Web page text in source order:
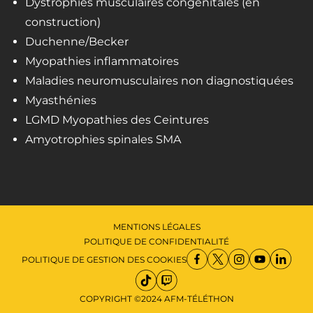
construction)
Duchenne/Becker
Myopathies inflammatoires
Maladies neuromusculaires non diagnostiquées
Myasthénies
LGMD Myopathies des Ceintures
Amyotrophies spinales SMA
COPYRIGHT ©2024 AFM-TÉLÉTHON
MENTIONS LÉGALES
POLITIQUE DE CONFIDENTIALITÉ
POLITIQUE DE GESTION DES COOKIES